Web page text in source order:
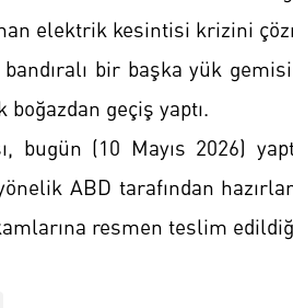
elektrik kesintisi krizini
bir başka yük
geçiş yaptı.
bugün (10 Mayıs 2026)
ABD tarafından
resmen teslim